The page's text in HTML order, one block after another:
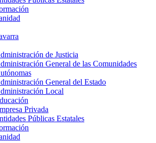
de Justicia
General de las Comunidades
General del Estado
Local
Privada
Públicas Estatales